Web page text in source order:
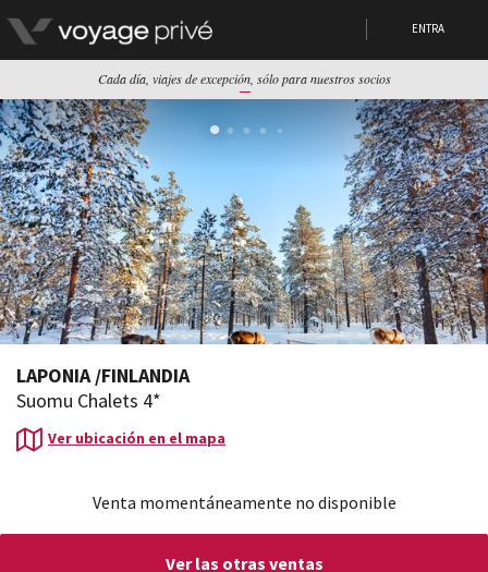
ENTRA
Cada día, viajes de excepción, sólo para nuestros socios
Venta momentáneamente no disponible
Ver las otras ventas
LAPONIA /FINLANDIA
Suomu Chalets 4*
Ver ubicación en el mapa